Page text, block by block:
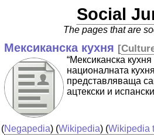
Social
The pages that are
Мексиканска кухня [
“Мексиканска
националната
представляваща
ацтекски и
(Negapedia) (Wikipedia) (Wikipedia